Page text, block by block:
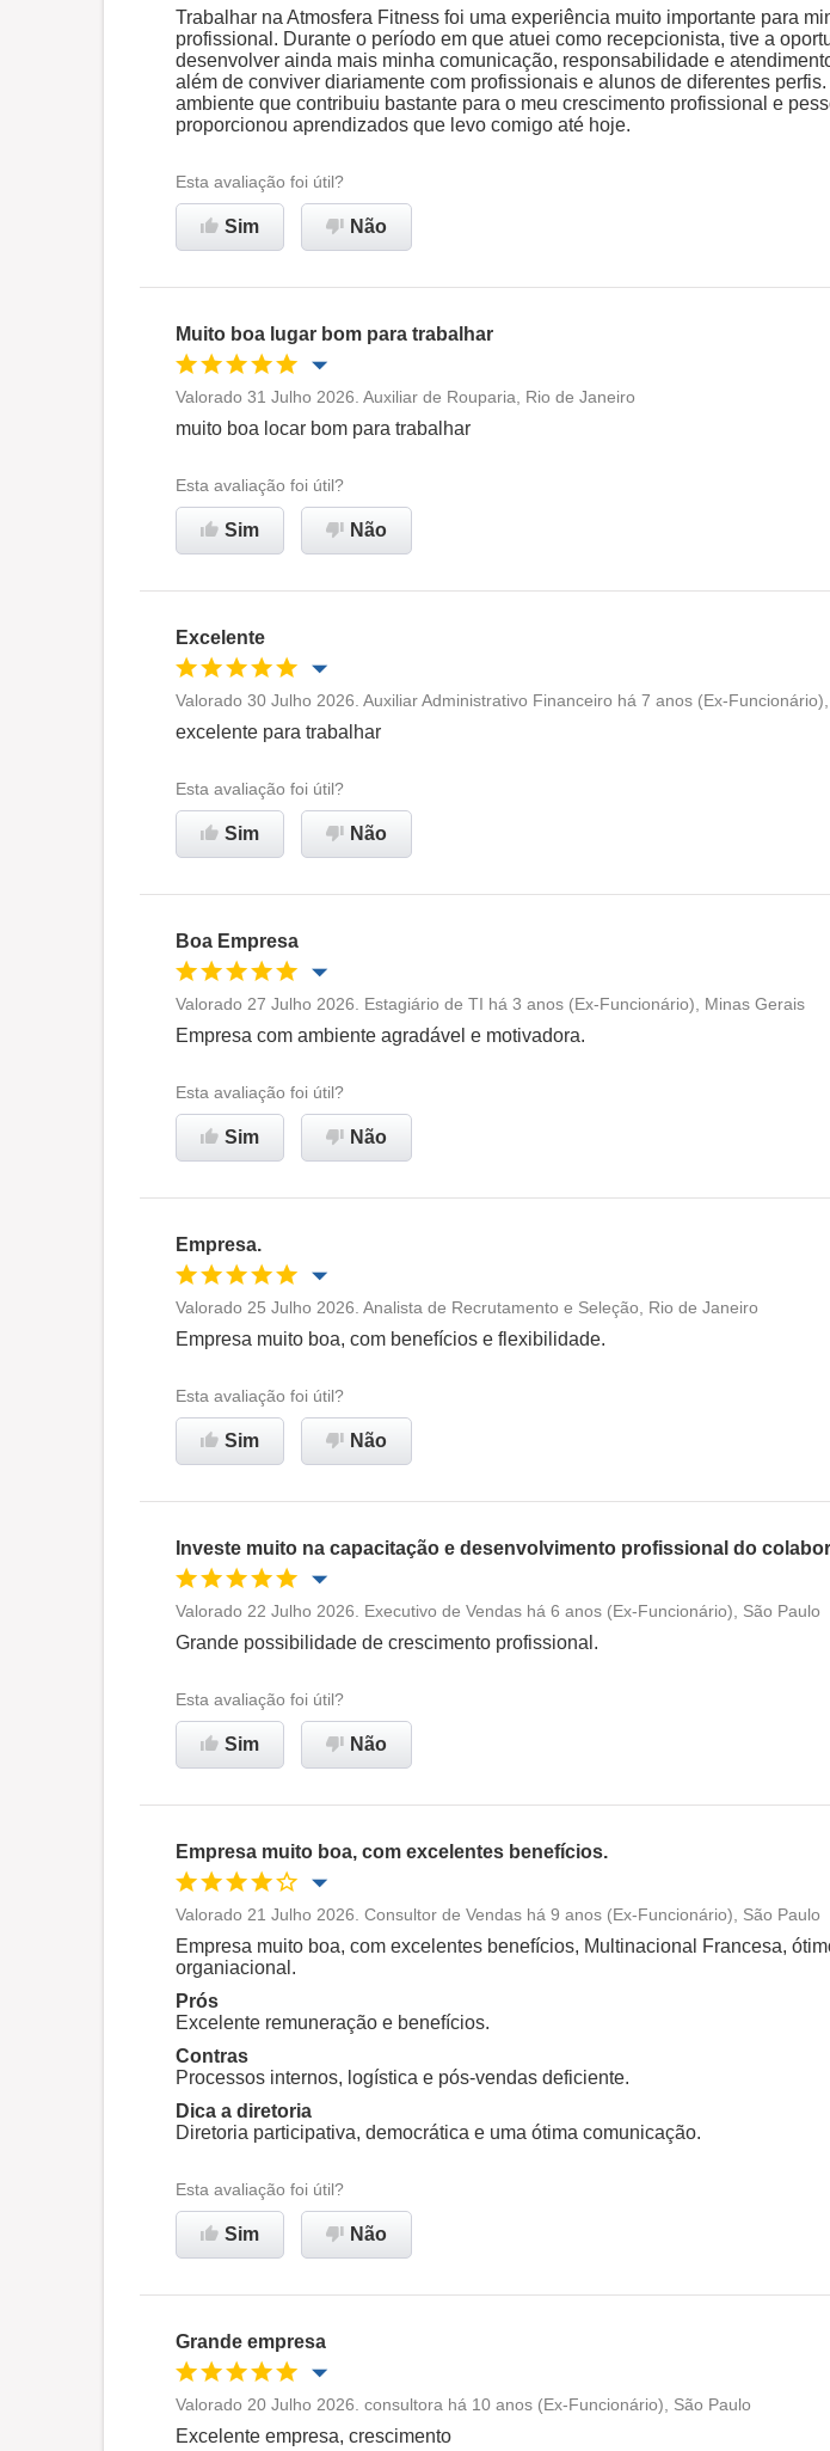
Oportunidade de promoção
Ambiente de trabalho
Conciliação com a vida familiar
Benefícios
Não recomenda esta
Não recomenda a diretoria
Trabalhar na Atmosfera Fitness foi uma experiência muito importante para
profissional. Durante o período em que atuei como recepcionista, tive a
desenvolver ainda mais minha comunicação, responsabilidade e
além de conviver diariamente com profissionais e alunos de diferentes
ambiente que contribuiu bastante para o meu crescimento profissional e
proporcionou aprendizados que levo comigo até hoje.
Esta avaliação foi útil?
Sim Não
Muito boa lugar bom para trabalhar
Oportunidade de promoção
Ambiente de trabalho
Recomenda esta empresa
Valorado 31 Julho 2026. Auxiliar de Rouparia, Rio de Janeiro
muito boa locar bom para trabalhar
Esta avaliação foi útil?
Sim Não
Excelente
Oportunidade de promoção
Ambiente de trabalho
Recomenda esta empresa
Valorado 30 Julho 2026. Auxiliar Administrativo Financeiro há 7 anos (Ex-
excelente para trabalhar
Esta avaliação foi útil?
Sim Não
Boa Empresa
Oportunidade de promoção
Ambiente de trabalho
Conciliação com a vida familiar
Recomenda esta empresa
Valorado 27 Julho 2026. Estagiário de TI há 3 anos (Ex-Funcionário), Minas Gerais
Empresa com ambiente agradável e motivadora.
Esta avaliação foi útil?
Sim Não
Empresa.
Oportunidade de promoção
Ambiente de trabalho
Conciliação com a vida familiar
Recomenda esta empresa
Valorado 25 Julho 2026. Analista de Recrutamento e Seleção, Rio de Janeiro
Empresa muito boa, com benefícios e flexibilidade.
Esta avaliação foi útil?
Sim Não
Investe muito na capacitação e desenvolvimento profissional do
Oportunidade de promoção
Ambiente de trabalho
Conciliação com a vida familiar
Recomenda esta empresa
Valorado 22 Julho 2026. Executivo de Vendas há 6 anos (Ex-Funcionário), São Paulo
Grande possibilidade de crescimento profissional.
Esta avaliação foi útil?
Sim Não
Empresa muito boa, com excelentes benefícios.
Oportunidade de promoção
Ambiente de trabalho
Conciliação com a vida familiar
Recomenda esta empresa Recomenda a diretoria
Valorado 21 Julho 2026. Consultor de Vendas há 9 anos (Ex-Funcionário), São Paulo
Empresa muito boa, com excelentes benefícios, Multinacional Francesa,
organiacional.
Prós
Excelente remuneração e benefícios.
Contras
Processos internos, logística e pós-vendas deficiente.
Dica a diretoria
Diretoria participativa, democrática e uma ótima comunicação.
Esta avaliação foi útil?
Sim Não
Grande empresa
Oportunidade de promoção
Valorado 20 Julho 2026. consultora há 10 anos (Ex-Funcionário), São Paulo
Excelente empresa, crescimento